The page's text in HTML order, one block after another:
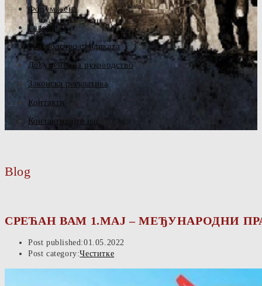
Форум жена
Галерија
Руководство синдиката
Документа за руководство
Законска регулатива
Контакти
Контактирајте нас
Blog
СРЕЋАН ВАМ 1.МАЈ – МЕЂУНАРОДНИ
Post published:01.05.2022
Post category:Честитке